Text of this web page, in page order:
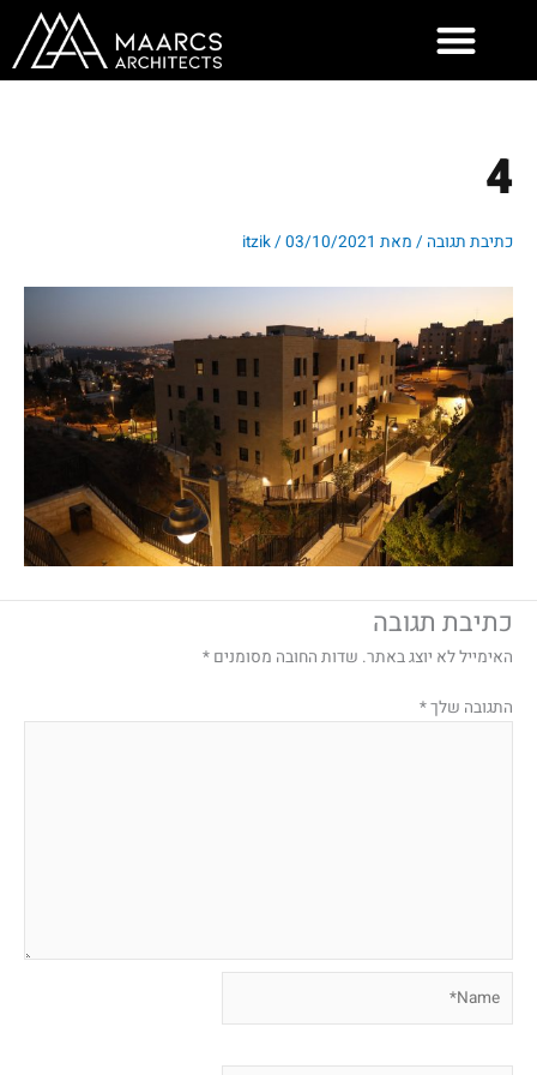
4
כתיבת תגובה / מאת itzik/ 03/10/2021
כתיבת תגובה
האימייל לא יוצג באתר. שדות החובה מסומנים *
התגובה שלך*